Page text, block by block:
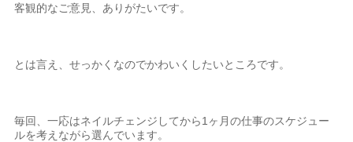
客観的なご意見、ありがたいです。
とは言え、せっかくなのでかわいくしたいところです。
毎回、一応はネイルチェンジしてから1ヶ月の仕事のスケジュー
ルを考えながら選んでいます。